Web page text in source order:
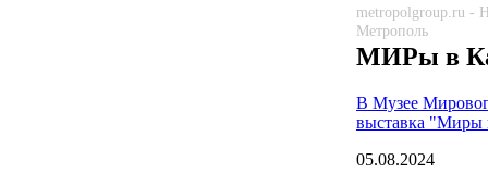
metropolgroup.ru -
Метрополь
МИРы в
В Музее
выставка "Миры
05.08.2024